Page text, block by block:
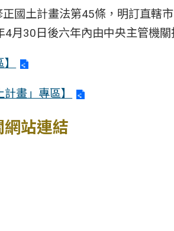
國土計畫法第45條，明訂直轄
月30日後六年內由中央主管機
畫」專區】
站連結